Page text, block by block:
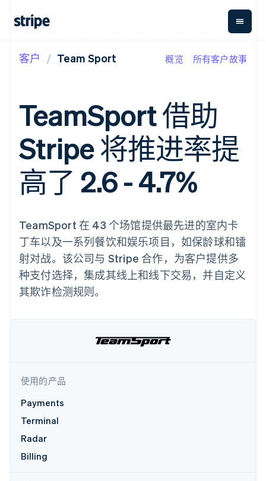
支付
在线支付
Payment links
Checkout
预构建支付界
面
Elements
灵活的 UI 组件
接入 125+ 种支
付方式
Authorization
Boost
支付成功率优
化
Link
加速结账
营收
Metronome
按用量计费
Subscriptions
订阅管理
一次性或定期
账单
税自动化
Revenue
Recognition
会计自动化
Stripe Sigma
自定义报告
资金管
Global
Payouts
向第三
方打款
平台
欺诈防范
Atlas
碳移除
按企业阶段
按应用场景
加密货币
电子商务
全球化企业
应用内支付
交易市场
资金管理
平台
SaaS
AI 企业
文档
库与 SDK
Stripe Apps
接受线上付款
管理订阅
提供按用量计费
发行稳定币支持的支付卡
通过智能体配置和管理服
务
应用集成
代码示例
学习
指南
支持
获取支持
托管支持方案
公司
产品路线图
Sessions 年度大会
招聘
客户 Team Sport 概览 所有客户故事
TeamSport 借助
Stripe 将推进率提
高了 2.6 - 4.7%
TeamSport 在 43 个场馆提供最先进的室内卡
丁车以及一系列餐饮和娱乐项目，如保龄球和镭
射对战。该公司与 Stripe 合作，为客户提供多
种支付选择，集成其线上和线下交易，并自定义
其欺诈检测规则。
使用的产品
Payments
Terminal
Radar
Billing